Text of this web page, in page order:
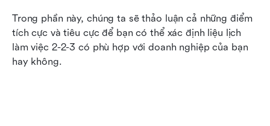
Trong phần này, chúng ta sẽ thảo luận cả những điểm
tích cực và tiêu cực để bạn có thể xác định liệu lịch
làm việc 2-2-3 có phù hợp với doanh nghiệp của bạn
hay không.